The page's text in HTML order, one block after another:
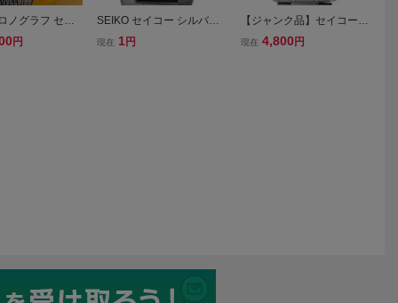
ノグラフ セイ
ジウジアーロ
円
SEIKO セイコー シルバー
クロノグラフ ラウンド Qu
現在 1円
【ジャンク品】セイコー S
EIKO クロノグラフ V657-7
現在 4,800 円